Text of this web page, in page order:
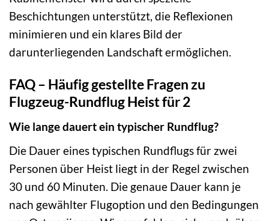
Beschichtungen unterstützt, die Reflexionen
minimieren und ein klares Bild der
darunterliegenden Landschaft ermöglichen.
FAQ – Häufig gestellte Fragen zu
Flugzeug-Rundflug Heist für 2
Wie lange dauert ein typischer Rundflug?
Die Dauer eines typischen Rundflugs für zwei
Personen über Heist liegt in der Regel zwischen
30 und 60 Minuten. Die genaue Dauer kann je
nach gewählter Flugoption und den Bedingungen